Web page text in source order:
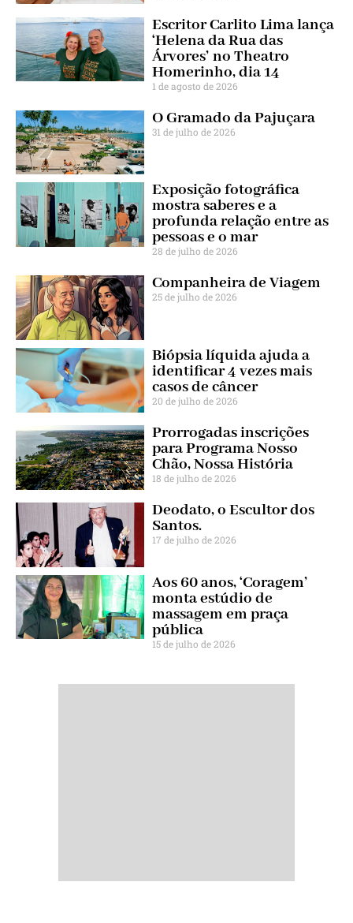
Escritor Carlito Lima lança
‘Helena da Rua das
Árvores’ no Theatro
Homerinho, dia 14
1 de agosto de 2026
O Gramado da Pajuçara
31 de julho de 2026
Exposição fotográfica
mostra saberes e a
profunda relação entre as
pessoas e o mar
28 de julho de 2026
Companheira de Viagem
25 de julho de 2026
Biópsia líquida ajuda a
identificar 4 vezes mais
casos de câncer
20 de julho de 2026
Prorrogadas inscrições
para Programa Nosso
Chão, Nossa História
18 de julho de 2026
Deodato, o Escultor dos
Santos.
17 de julho de 2026
Aos 60 anos, ‘Coragem’
monta estúdio de
massagem em praça
pública
15 de julho de 2026